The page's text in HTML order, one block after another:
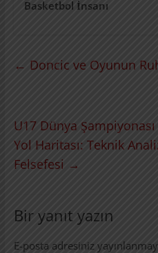
Basketbol İnsanı
← Doncic ve Oyunun
U17 Dünya
Yol Haritası: Teknik
Felsefesi →
Bir yanıt yazın
E-posta adresiniz